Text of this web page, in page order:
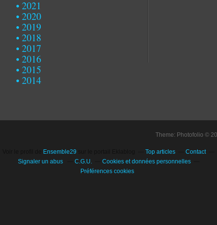
2021
2020
2019
2018
2017
2016
2015
2014
Theme: Photofolio ©
Ensemble29 Top articles
Contact
Signaler un abus
C.G.U.
Cookies et données personnelles
Préférences cookies